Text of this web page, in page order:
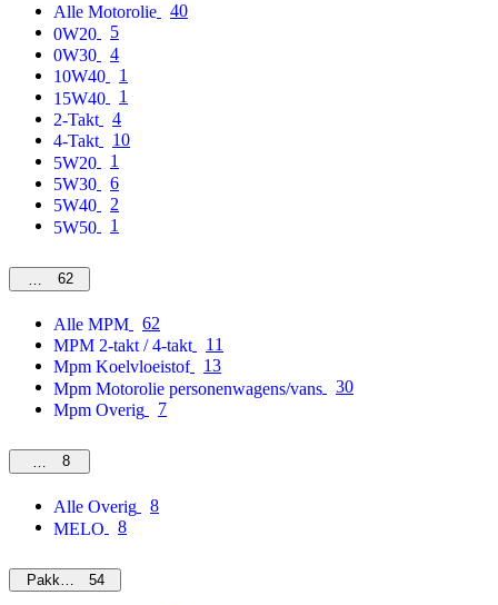
Alle Motorolie
40
0W20
5
0W30
4
10W40
1
15W40
1
2-Takt
4
4-Takt
10
5W20
1
5W30
6
5W40
2
5W50
1
MPM62
Alle MPM
62
MPM 2-takt / 4-takt
11
Mpm Koelvloeistof
13
Mpm Motorolie personenwagens/vans
30
Mpm Overig
7
Overig
8
Alle Overig
8
MELO
8
Pakketten54